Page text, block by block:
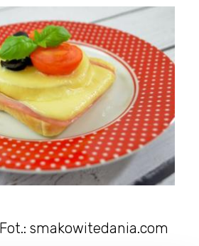
smakowitedania.com